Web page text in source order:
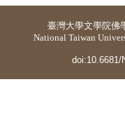
臺灣大學文學院佛
National Taiwan
doi:10.6681/